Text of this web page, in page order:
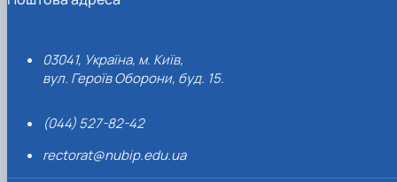
03041, Україна, м. Київ,
вул. Героїв Оборони, буд. 15.
(044) 527-82-42
rectorat@nubip.edu.ua